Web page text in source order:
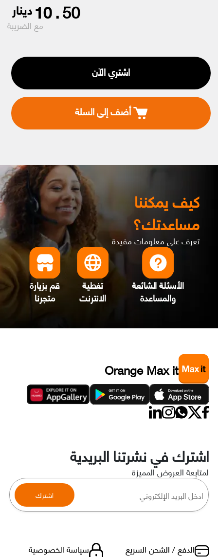
دينار10.50 مع الضريبة
أضف إلى السلة
اشتري الآن
كيف يمكننا
مساعدتك؟
تعرف على معلومات مفيدة
الأسئلة الشائعة
والمساعدة
تغطية
الانترنت
قم بزيارة
متجرنا
Orange Max it
اشترك في نشرتنا البريدية
لمتابعة العروض المميزة
اشترك
الدفع / الشحن السريع سياسة الخصوصية